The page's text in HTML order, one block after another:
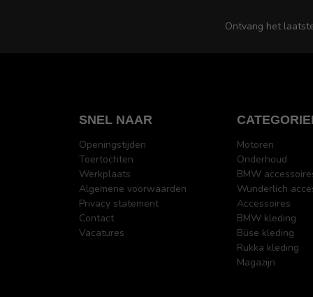
Ontvang het
SNEL NAAR
Openingstijden
Toertochten
Werkplaats
Algemene voorwaarden
Privacy statement
Contact
Vacatures
Motoren
Onderhoud
BMW
Wunderlich
Accessoires
BMW kleding
Büse kleding
Rukka kleding
Magazijn